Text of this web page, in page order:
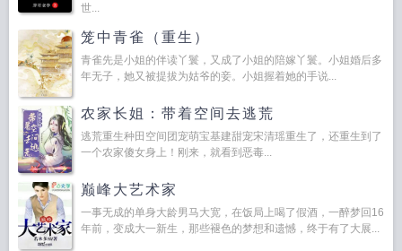
世...
笼中青雀（重生）
青雀先是小姐的伴读丫鬟，又成了小姐的陪嫁丫鬟。小姐婚后多
年无子，她又被提拔为姑爷的妾。小姐握着她的手说...
农家长姐：带着空间去逃荒
逃荒重生种田空间团宠萌宝基建甜宠宋清瑶重生了，还重生到了
一个农家傻女身上！刚来，就看到恶毒...
巅峰大艺术家
一事无成的单身大龄男马大宽，在饭局上喝了假酒，一醉梦回16
年前，变成大一新生，那些褪色的梦想和遗憾，终于有了大展...